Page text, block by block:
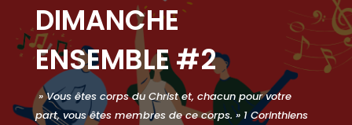
DIMANCHE
ENSEMBLE #2
» Vous êtes corps du Christ et, chacun pour votre
part, vous êtes membres de ce corps. » 1 Corinthiens